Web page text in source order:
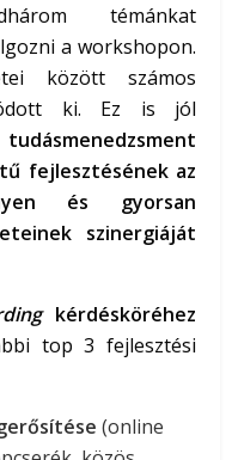
témánkat
a workshopon.
között számos
ki. Ez is jól
fejlesztésének az
és gyorsan
szinergiáját
kérdésköréhez
top 3 fejlesztési
(online